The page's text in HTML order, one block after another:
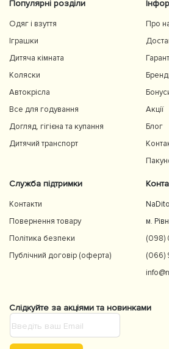
Популярні розділи
Одяг і взуття
Іграшки
Дитяча кімната
Коляски
Автокрісла
Все для годування
Догляд, гігієна та купання
Дитячий транспорт
Про
Акції
Блог
Служба підтримки
Контакти
Повернення товару
Політика безпеки
Публічний договір (оферта)
м.
(098)
(066)
Слідкуйте за акціями та новинками